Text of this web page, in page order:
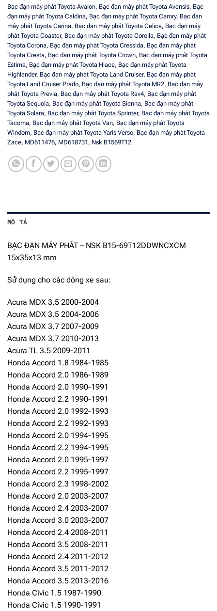
Bạc đạn máy phát Toyota Avalon, Bạc đạn máy phát Toyota Avensis, Bạc
đạn máy phát Toyota Caldina, Bạc đạn máy phát Toyota Camry, Bạc đạn
máy phát Toyota Carina, Bạc đạn máy phát Toyota Celica, Bạc đạn máy
phát Toyota Coaster, Bạc đạn máy phát Toyota Corolla, Bạc đạn máy phát
Toyota Corona, Bạc đạn máy phát Toyota Cressida, Bạc đạn máy phát
Toyota Cresta, Bạc đạn máy phát Toyota Crown, Bạc đạn máy phát Toyota
Estima, Bạc đạn máy phát Toyota Hiace, Bạc đạn máy phát Toyota
Highlander, Bạc đạn máy phát Toyota Land Cruiser, Bạc đạn máy phát
Toyota Land Cruiser Prado, Bạc đạn máy phát Toyota MR2, Bạc đạn máy
phát Toyota Previa, Bạc đạn máy phát Toyota Rav4, Bạc đạn máy phát
Toyota Sequoia, Bạc đạn máy phát Toyota Sienna, Bạc đạn máy phát
Toyota Solara, Bạc đạn máy phát Toyota Sprinter, Bạc đạn máy phát Toyota
Tacoma, Bạc đạn máy phát Toyota Van, Bạc đạn máy phát Toyota
Windom, Bạc đạn máy phát Toyota Yaris Verso, Bạc đạn máy phát Toyota
Zace, MD611476, MD618731 , Nsk B1569T12
MÔ TẢ
BẠC ĐẠN MÁY PHÁT – NSK B15-69T12DDWNCXCM
15x35x13 mm
Sử dụng cho các dòng xe sau:
Acura MDX 3.5 2000-2004
Acura MDX 3.5 2004-2006
Acura MDX 3.7 2007-2009
Acura MDX 3.7 2010-2013
Acura TL 3.5 2009-2011
Honda Accord 1.8 1984-1985
Honda Accord 2.0 1986-1989
Honda Accord 2.0 1990-1991
Honda Accord 2.2 1990-1991
Honda Accord 2.0 1992-1993
Honda Accord 2.2 1992-1993
Honda Accord 2.0 1994-1995
Honda Accord 2.2 1994-1995
Honda Accord 2.0 1995-1997
Honda Accord 2.2 1995-1997
Honda Accord 2.3 1998-2002
Honda Accord 2.0 2003-2007
Honda Accord 2.4 2003-2007
Honda Accord 3.0 2003-2007
Honda Accord 2.4 2008-2011
Honda Accord 3.5 2008-2011
Honda Accord 2.4 2011-2012
Honda Accord 3.5 2011-2012
Honda Accord 3.5 2013-2016
Honda Civic 1.5 1987-1990
Honda Civic 1.5 1990-1991